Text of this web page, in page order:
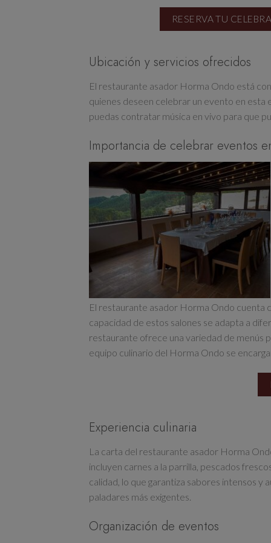
RESERVA TU
Ubicación y servicios ofrecidos
El restaurante asador Horma Ondo está
quienes deseen celebrar un evento en
puedas contratar música en vivo para que
Importancia de celebrar eventos
El restaurante asador Horma Ondo cuenta
capacidad de estos salones se adapta a
restaurante ofrece una variedad de menús
equipo culinario del Horma Ondo se
Experiencia culinaria
La carta del restaurante asador Horma
incluyen carnes a la parrilla, pescados
calidad, lo que garantiza sabores intensos
paladares más exigentes.
Organización de eventos